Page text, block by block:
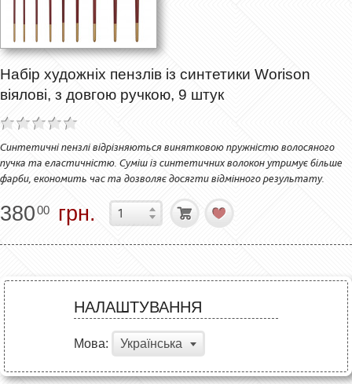
Набір художніх пензлів із синтетики Worison
віялові, з довгою ручкою, 9 штук
Синтетичні пензлі відрізняються винятковою пружністю волосяного
пучка та еластичністю. Суміш із синтетичних волокон утримує більше
фарби, економить час та дозволяє досягти відмінного результату.
38000 грн.
НАЛАШТУВАННЯ
Мова: Українська